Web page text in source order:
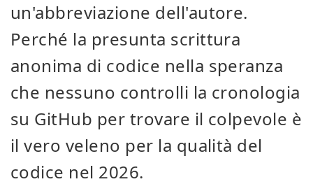
un'abbreviazione dell'autore.
Perché la presunta scrittura
anonima di codice nella speranza
che nessuno controlli la cronologia
su GitHub per trovare il colpevole è
il vero veleno per la qualità del
codice nel 2026.